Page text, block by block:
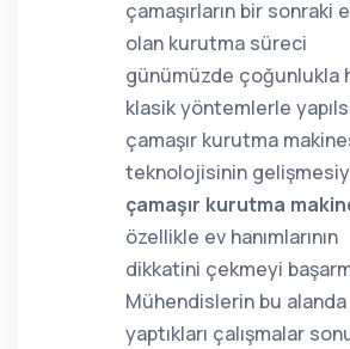
çamaşırların bir sonraki
olan kurutma süreci
günümüzde çoğunlukla
klasik yöntemlerle
çamaşır kurutma
teknolojisinin
çamaşır kurutma
özellikle ev hanımlarının
dikkatini çekmeyi
Mühendislerin bu alanda
yaptıkları çalışmalar